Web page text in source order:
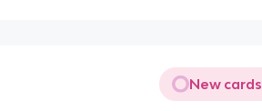
New cards